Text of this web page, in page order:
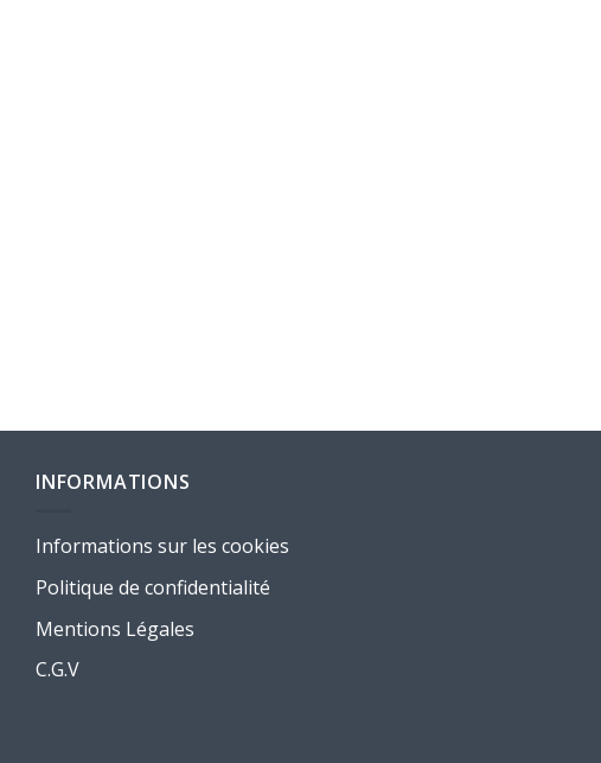
INFORMATIONS
Informations sur les cookies
Politique de confidentialité
Mentions Légales
C.G.V